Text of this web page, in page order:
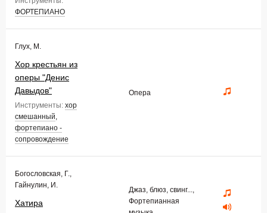
ФОРТЕПИАНО
Глух, М.
Хор крестьян из
оперы "Денис
Давыдов"
Инструменты: хор
смешанный,
фортепиано -
сопровождение
Опера
Богословская, Г.,
Гайнулин, И.
Хатира
Джаз, блюз, свинг...,
Фортепианная